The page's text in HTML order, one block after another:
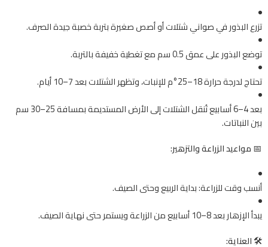
تزرع البذور في صواني شتلات أو أصص صغيرة بتربة خصبة جيدة الصرف.
توضع البذور على عمق 0.5 سم مع تغطية خفيفة بالتربة.
تحتاج لدرجة حرارة 18–25°م للإنبات، وتظهر الشتلات بعد 7–10 أيام.
بعد 4–6 أسابيع تُنقل الشتلات إلى الأرض المستديمة بمسافة 25–30 سم
بين النباتات.
📅مواعيد الزراعة والتزهير:
أنسب وقت للزراعة: بداية الربيع وحتى الصيف.
يبدأ الإزهار بعد 8–10 أسابيع من الزراعة ويستمر حتى نهاية الصيف.
🛠️العناية: